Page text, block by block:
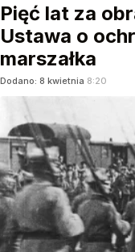
Pięć lat za
Ustawa o
marszałka
Dodano: 8 kwietnia 8:20